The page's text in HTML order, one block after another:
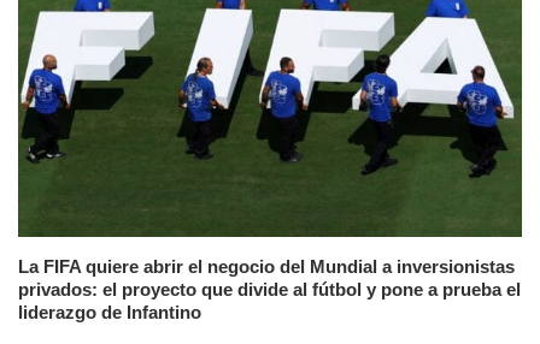
La FIFA quiere abrir el negocio del Mundial a inversionistas
privados: el proyecto que divide al fútbol y pone a prueba el
liderazgo de Infantino